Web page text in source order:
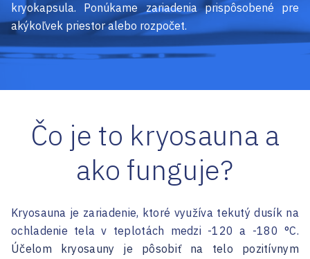
kryokapsula. Ponúkame zariadenia prispôsobené pre
akýkoľvek priestor alebo rozpočet.
Čo je to kryosauna a
ako funguje?
Kryosauna je zariadenie, ktoré využíva tekutý dusík na
ochladenie tela v teplotách medzi -120 a -180 °C.
Účelom kryosauny je pôsobiť na telo pozitívnym